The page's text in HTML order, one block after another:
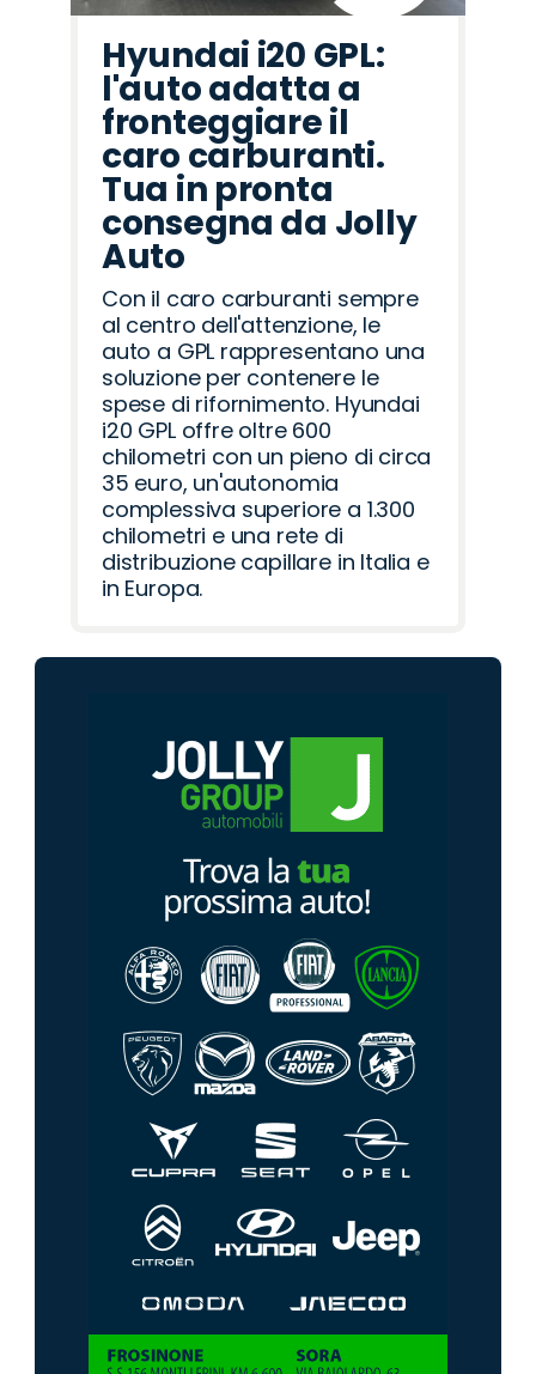
Hyundai i20 GPL:
l'auto adatta a
fronteggiare il
caro carburanti.
Tua in pronta
consegna da Jolly
Auto
Con il caro carburanti sempre
al centro dell'attenzione, le
auto a GPL rappresentano una
soluzione per contenere le
spese di rifornimento. Hyundai
i20 GPL offre oltre 600
chilometri con un pieno di circa
35 euro, un'autonomia
complessiva superiore a 1.300
chilometri e una rete di
distribuzione capillare in Italia e
in Europa.